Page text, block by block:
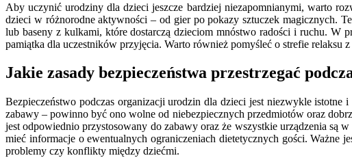
Aby uczynić urodziny dla dzieci jeszcze bardziej niezapomnianymi, warto
dzieci w różnorodne aktywności – od gier po pokazy sztuczek magicznych.
lub baseny z kulkami, które dostarczą dzieciom mnóstwo radości i ruchu.
pamiątka dla uczestników przyjęcia. Warto również pomyśleć o strefie relaksu
Jakie zasady bezpieczeństwa przestrzegać
Bezpieczeństwo podczas organizacji urodzin dla dzieci jest niezwykle
zabawy – powinno być ono wolne od niebezpiecznych przedmiotów oraz
jest odpowiednio przystosowany do zabawy oraz że wszystkie urządzenia
mieć informacje o ewentualnych ograniczeniach dietetycznych gości. Ważne
problemy czy konflikty między dziećmi.